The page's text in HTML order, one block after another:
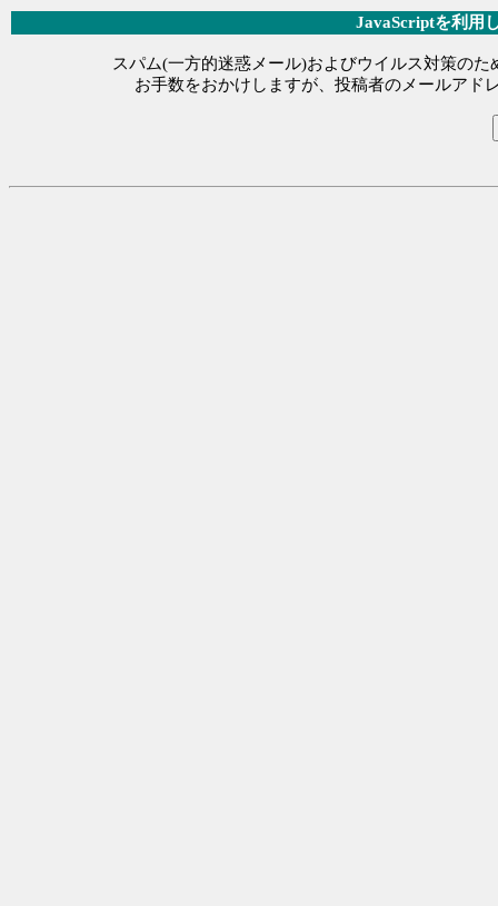
JavaScriptを利用
スパム(一方的迷惑メール)およびウイルス対策の
お手数をおかけしますが、投稿者のメールアド